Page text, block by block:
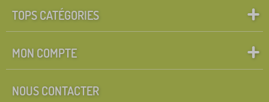
TOPS CATÉGORIES
MON COMPTE
NOUS CONTACTER